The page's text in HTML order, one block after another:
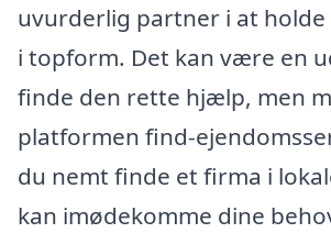
uvurderlig partner i at holde
i topform. Det kan være en
finde den rette hjælp, men
platformen find-
du nemt finde et firma i
kan imødekomme dine